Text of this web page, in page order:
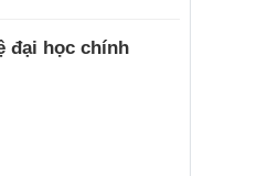
đại học chính